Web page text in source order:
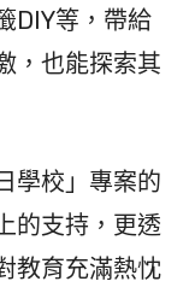
DIY等，帶給
，也能探索其
學校」專案的
的支持，更透
教育充滿熱忱